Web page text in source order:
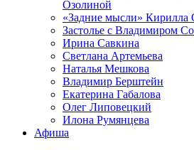
Озолиной
«Задние мысли»
Застолье с Владимиром
Ирина Савкина
Светлана Артемьева
Наталья Мешкова
Владимир Берштейн
Екатерина Габалова
Олег Липовецкий
Илона Румянцева
Афиша